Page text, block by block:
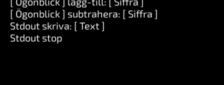
[ Ögonblick ] subtrahera: [ Siffra ]
Stdout skriva: [ Text ]
Stdout stop